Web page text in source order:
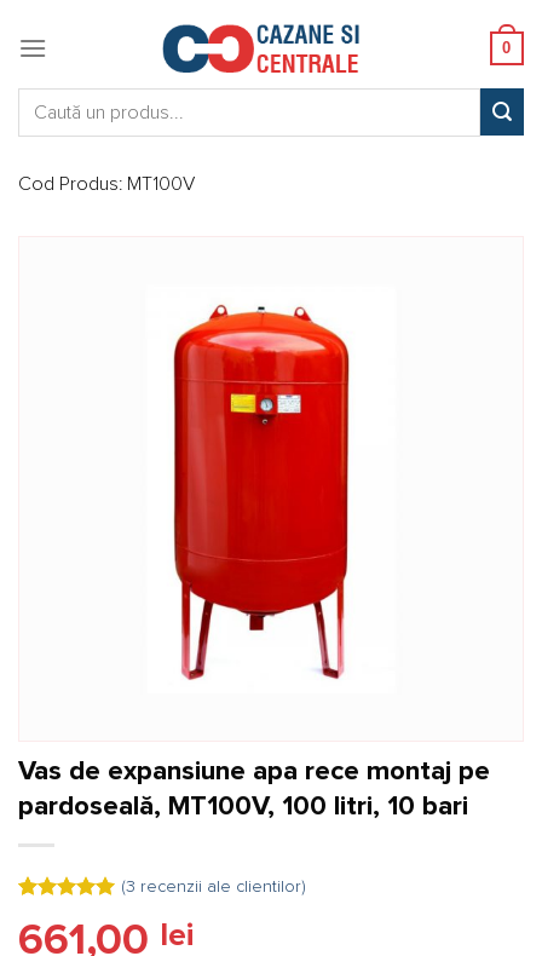
0
Cod Produs: MT100V
Vas de expansiune apa rece montaj pe
pardoseală, MT100V, 100 litri, 10 bari
5.00din 5
(3 recenzii ale clientilor)
661,00 lei